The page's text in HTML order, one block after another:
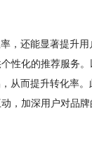
，还能显著提升
性化的推荐服务
从而提升转化率
，加深用户对品牌